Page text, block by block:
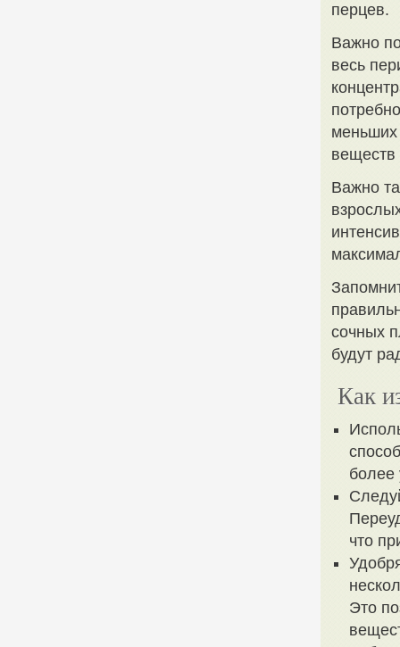
перцев.
Важно
весь
меньших
Важно
сочных
будут
Как
более
что
Это